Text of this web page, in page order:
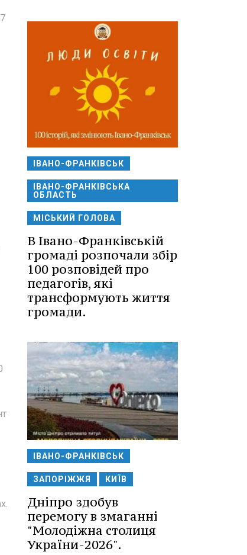
ІВАНО-ФРАНКІВСЬК
ІВАНО-ФРАНКІВСЬКА
ОБЛАСТЬ
МІСЬКИЙ ГОЛОВА
В Івано-Франківській
громаді розпочали збір
100 розповідей про
педагогів, які
трансформують життя
громади.
ІВАНО-ФРАНКІВСЬК
ЗАПОРІЖЖЯ КИЇВ
Дніпро здобув
перемогу в змаганні
"Молодіжна столиця
України-2026".